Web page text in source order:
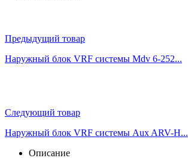
Предыдущий товар
Наружный блок VRF системы Mdv 6-252...
Следующий товар
Наружный блок VRF системы Aux ARV-H...
Описание